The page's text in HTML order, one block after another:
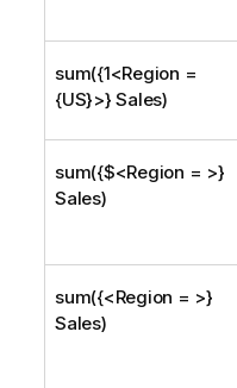
sum({1<Region =
{US}>} Sales)
sum({$<Region = >}
Sales)
sum({<Region = >}
Sales)